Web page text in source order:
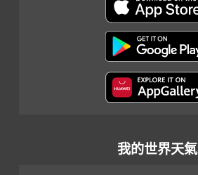
我的世界天氣